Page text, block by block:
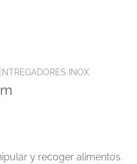
INOX
y recoger alimentos.